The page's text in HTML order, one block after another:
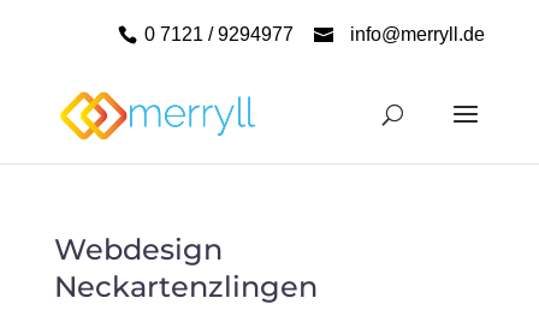
0 7121 / 9294977 info@merryll.de
Webdesign
Neckartenzlingen